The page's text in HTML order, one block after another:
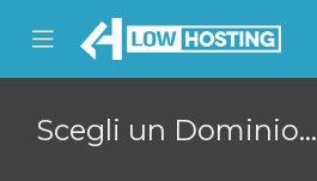
Mobile
Menu
Scegli un Dominio...